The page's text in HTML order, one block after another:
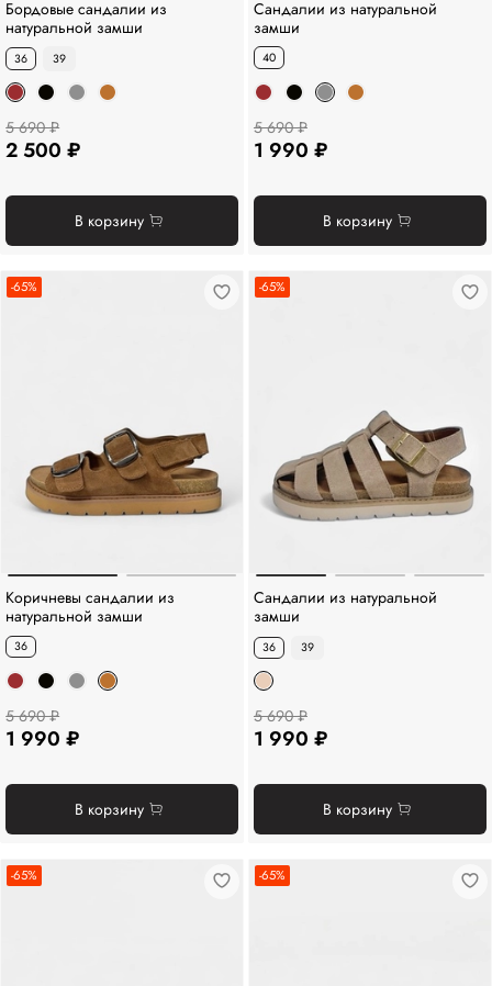
Бордовые сандалии из
натуральной замши
36 39
5 690 ₽
2 500 ₽
В корзину
Сандалии из натуральной
замши
40
5 690 ₽
1 990 ₽
В корзину
-65%
Коричневы сандалии из
натуральной замши
36
5 690 ₽
1 990 ₽
В корзину
-65%
Сандалии из натуральной
замши
36 39
5 690 ₽
1 990 ₽
В корзину
-65% -65%